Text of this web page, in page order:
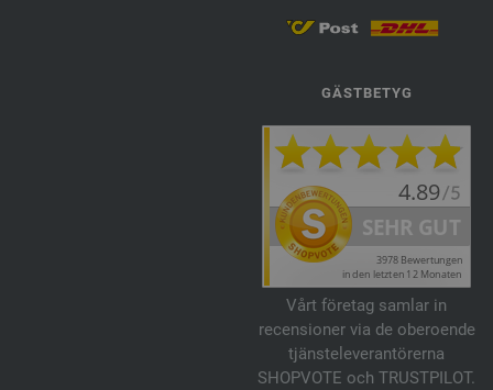
GÄSTBETYG
Vårt företag samlar in
recensioner via de oberoende
tjänsteleverantörerna
SHOPVOTE och TRUSTPILOT.